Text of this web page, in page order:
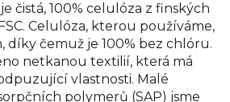
čistá, 100% celulóza z finských
Celulóza, kterou používáme,
díky čemuž je 100% bez chlóru.
netkanou textilií, která má
vlastnosti. Malé
polymerů (SAP) jsme